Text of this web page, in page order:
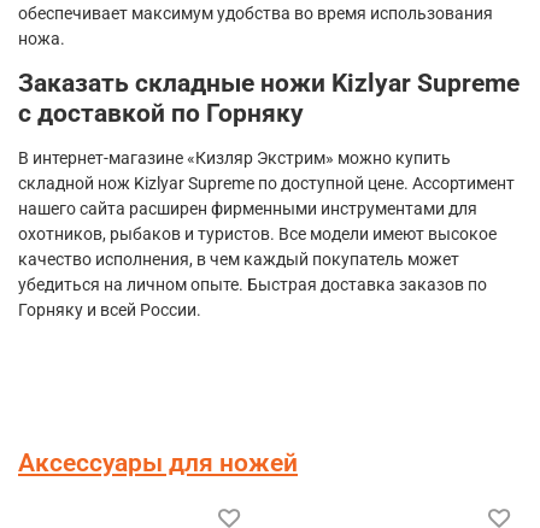
обеспечивает максимум удобства во время использования
ножа.
Заказать складные ножи Kizlyar Supreme
с доставкой по Горняку
В интернет-магазине «Кизляр Экстрим» можно купить
складной нож KizlyarSupreme по доступной цене. Ассортимент
нашего сайта расширен фирменными инструментами для
охотников, рыбаков и туристов. Все модели имеют высокое
качество исполнения, в чем каждый покупатель может
убедиться на личном опыте. Быстрая доставка заказов по
Горняку и всей России.
Аксессуары для ножей